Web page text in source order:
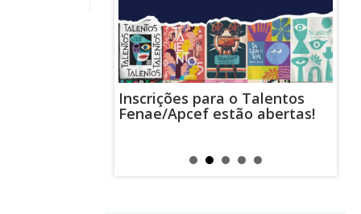
Inscrições para o Talentos
Fenae/Apcef estão abertas!